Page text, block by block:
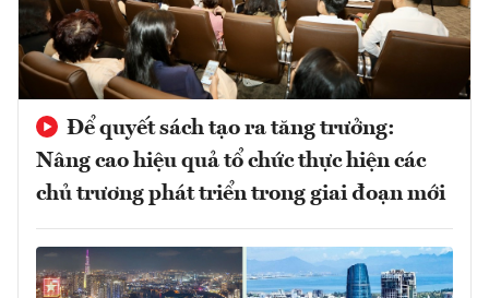
Để quyết sách tạo ra tăng trưởng:
Nâng cao hiệu quả tổ chức thực hiện các
chủ trương phát triển trong giai đoạn mới